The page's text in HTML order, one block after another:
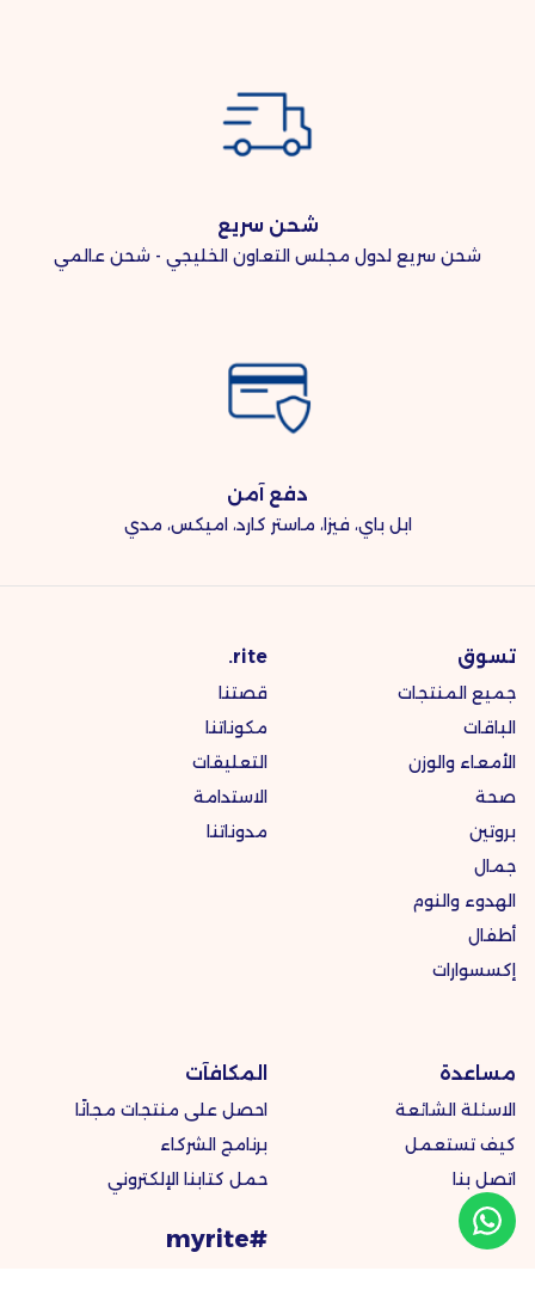
شحن سريع
شحن سريع لدول مجلس التعاون الخليجي - شحن عالمي
دفع آمن
ابل باي، فيزا، ماستر كارد، اميكس، مدي
تسوق
جميع المنتجات
الباقات
الأمعاء والوزن
صحة
بروتين
جمال
الهدوء والنوم
أطفال
إكسسوارات
rite.
قصتنا
مكوناتنا
التعليقات
الاستدامة
مدوناتنا
مساعدة
الاسئلة الشائعة
كيف تستعمل
اتصل بنا
المكافآت
احصل على منتجات مجانًا
برنامج الشركاء
حمل كتابنا الإلكتروني
#myrite